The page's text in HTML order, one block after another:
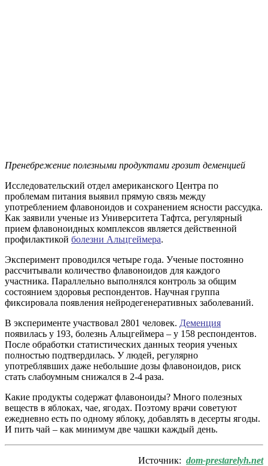
Пренебрежение полезными продуктами грозит деменцией
Исследовательский отдел американского Центра по
проблемам питания выявил прямую связь между
употреблением флавоноидов и сохранением ясности рассудка.
Как заявили ученые из Университета Тафтса, регулярный
прием флавоноидных комплексов является действенной
профилактикой болезни Альцгеймера.
Эксперимент проводился четыре года. Ученые постоянно
рассчитывали количество флавоноидов для каждого
участника. Параллельно выполнялся контроль за общим
состоянием здоровья респондентов. Научная группа
фиксировала появления нейродегенеративных заболеваний.
В эксперименте участвовал 2801 человек. Деменция
появилась у 193, болезнь Альцгеймера – у 158 респондентов.
После обработки статистических данных теория ученых
полностью подтвердилась. У людей, регулярно
употреблявших даже небольшие дозы флавоноидов, риск
стать слабоумным снижался в 2-4 раза.
Какие продукты содержат флавоноиды? Много полезных
веществ в яблоках, чае, ягодах. Поэтому врачи советуют
ежедневно есть по одному яблоку, добавлять в десерты ягоды.
И пить чай – как минимум две чашки каждый день.
Источник: dom-prestarelyh.net